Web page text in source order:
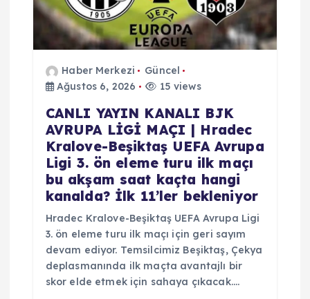
Haber Merkezi
Güncel
Ağustos 6, 2026
15 views
CANLI YAYIN KANALI BJK
AVRUPA LİGİ MAÇI | Hradec
Kralove-Beşiktaş UEFA Avrupa
Ligi 3. ön eleme turu ilk maçı
bu akşam saat kaçta hangi
kanalda? İlk 11’ler bekleniyor
Hradec Kralove-Beşiktaş UEFA Avrupa Ligi
3. ön eleme turu ilk maçı için geri sayım
devam ediyor. Temsilcimiz Beşiktaş, Çekya
deplasmanında ilk maçta avantajlı bir
skor elde etmek için sahaya çıkacak.…